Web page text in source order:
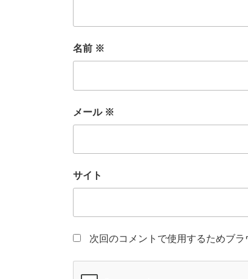
名前 ※
メール ※
サイト
次回のコメントで使用するためブ